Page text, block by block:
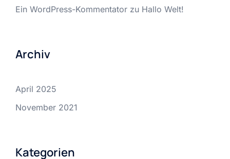
Ein WordPress-Kommentator zu Hallo Welt!
Archiv
April 2025
November 2021
Kategorien